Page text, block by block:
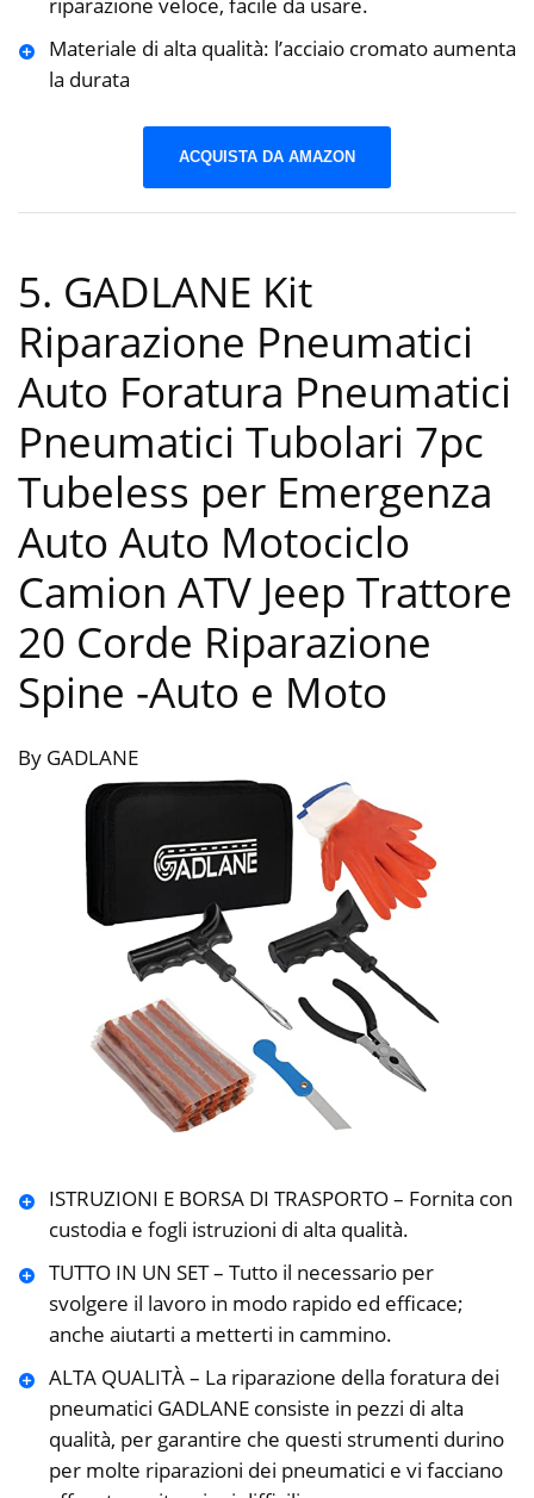
Materiale di alta qualità: l’acciaio cromato aumenta
la durata
ACQUISTA DA AMAZON
5. GADLANE Kit
Riparazione Pneumatici
Auto Foratura Pneumatici
Pneumatici Tubolari 7pc
Tubeless per Emergenza
Auto Auto Motociclo
Camion ATV Jeep Trattore
20 Corde Riparazione
Spine -Auto e Moto
By GADLANE
ISTRUZIONI E BORSA DI TRASPORTO – Fornita con
custodia e fogli istruzioni di alta qualità.
TUTTO IN UN SET – Tutto il necessario per
svolgere il lavoro in modo rapido ed efficace;
anche aiutarti a metterti in cammino.
ALTA QUALITÀ – La riparazione della foratura dei
pneumatici GADLANE consiste in pezzi di alta
qualità, per garantire che questi strumenti durino
per molte riparazioni dei pneumatici e vi facciano